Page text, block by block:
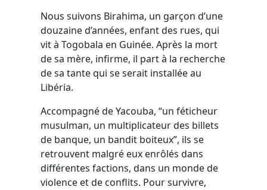
Nous suivons Birahima, un garçon d’une
douzaine d’années, enfant des rues, qui
vit à Togobala en Guinée. Après la mort
de sa mère, infirme, il part à la recherche
de sa tante qui se serait installée au
Libéria.
Accompagné de Yacouba, “un féticheur
musulman, un multiplicateur des billets
de banque, un bandit boiteux”, ils se
retrouvent malgré eux enrôlés dans
différentes factions, dans un monde de
violence et de conflits. Pour survivre,